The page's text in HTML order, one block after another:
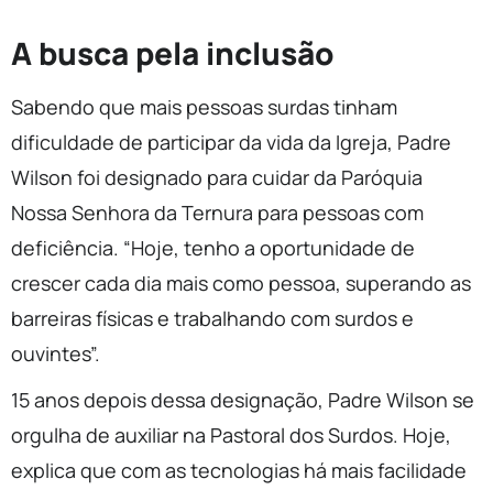
A busca pela inclusão
Sabendo que mais pessoas surdas tinham
dificuldade de participar da vida da Igreja, Padre
Wilson foi designado para cuidar da Paróquia
Nossa Senhora da Ternura para pessoas com
deficiência. “Hoje, tenho a oportunidade de
crescer cada dia mais como pessoa, superando as
barreiras físicas e trabalhando com surdos e
ouvintes”.
15 anos depois dessa designação, Padre Wilson se
orgulha de auxiliar na Pastoral dos Surdos. Hoje,
explica que com as tecnologias há mais facilidade